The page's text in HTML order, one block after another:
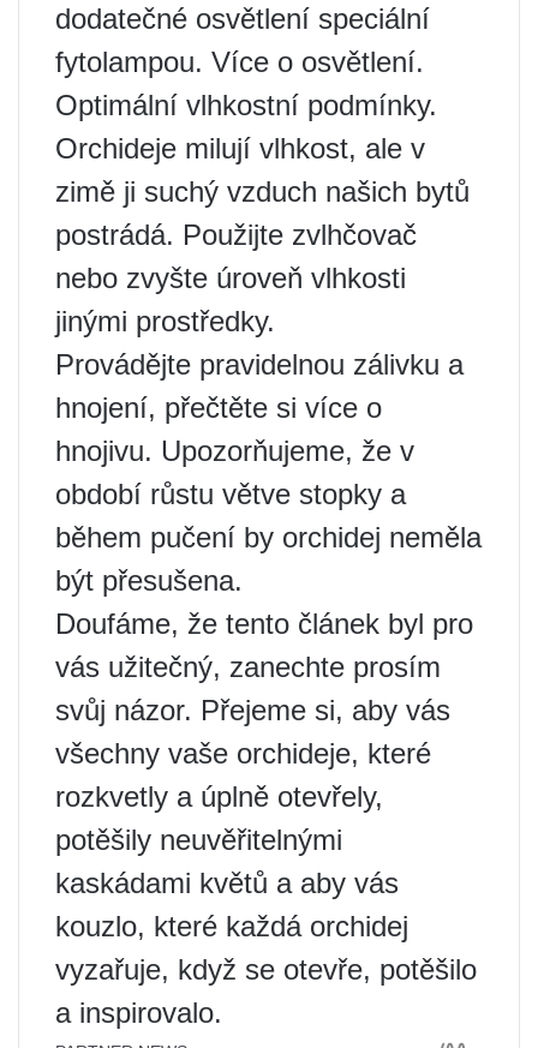
dodatečné osvětlení speciální
fytolampou. Více o osvětlení.
Optimální vlhkostní podmínky.
Orchideje milují vlhkost, ale v
zimě ji suchý vzduch našich bytů
postrádá. Použijte zvlhčovač
nebo zvyšte úroveň vlhkosti
jinými prostředky.
Provádějte pravidelnou zálivku a
hnojení, přečtěte si více o
hnojivu. Upozorňujeme, že v
období růstu větve stopky a
během pučení by orchidej neměla
být přesušena.
Doufáme, že tento článek byl pro
vás užitečný, zanechte prosím
svůj názor. Přejeme si, aby vás
všechny vaše orchideje, které
rozkvetly a úplně otevřely,
potěšily neuvěřitelnými
kaskádami květů a aby vás
kouzlo, které každá orchidej
vyzařuje, když se otevře, potěšilo
a inspirovalo.